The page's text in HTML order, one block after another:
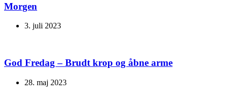
Morgen
3. juli 2023
God Fredag – Brudt krop og åbne arme
28. maj 2023